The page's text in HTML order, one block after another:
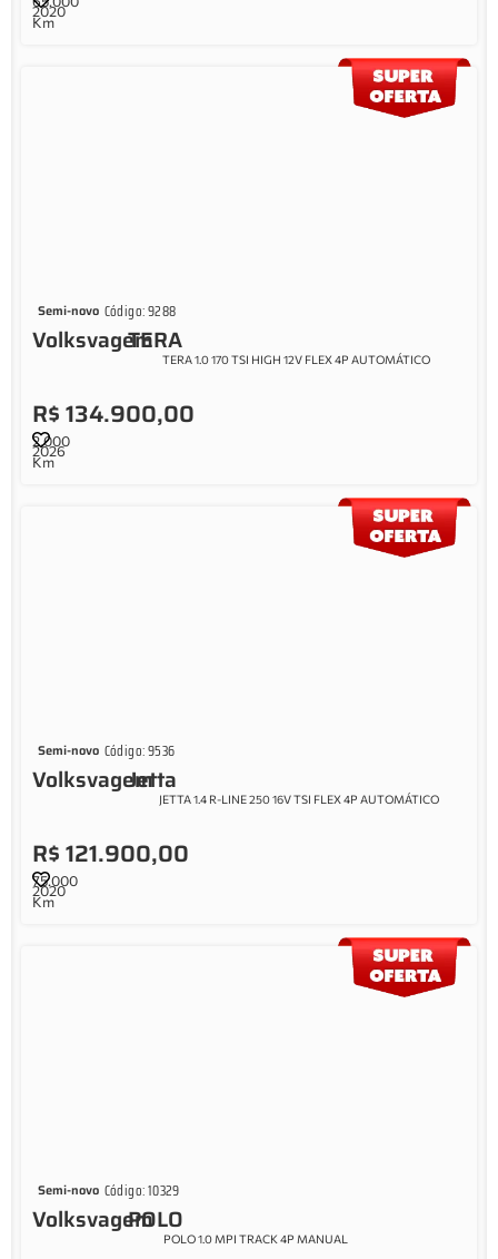
2020
Km
Semi-novo Código: 9288
VolksvagemTERA
TERA 1.0 170 TSI HIGH 12V FLEX 4P AUTOMÁTICO
R$ 134.900,00
2026
2.000
Km
Semi-novo Código: 9536
VolksvagemJetta
JETTA 1.4 R-LINE 250 16V TSI FLEX 4P AUTOMÁTICO
R$ 121.900,00
2020
75.000
Km
Semi-novo Código: 10329
VolksvagemPOLO
POLO 1.0 MPI TRACK 4P MANUAL